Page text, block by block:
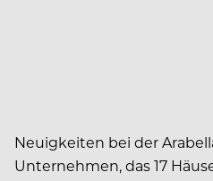
Neuigkeiten bei der
Unternehmen, das 17